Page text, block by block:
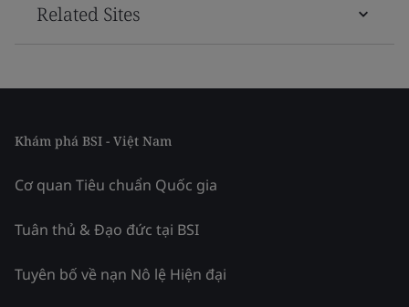
Related Sites
Khám phá BSI - Việt Nam
Cơ quan Tiêu chuẩn Quốc gia
Tuân thủ & Đạo đức tại BSI
Tuyên bố về nạn Nô lệ Hiện đại